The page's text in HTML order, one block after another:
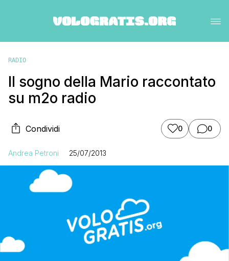
RADIO
Il sogno della Mario raccontato
su m2o radio
Condividi 0 0
Andrea Petroni 25/07/2013